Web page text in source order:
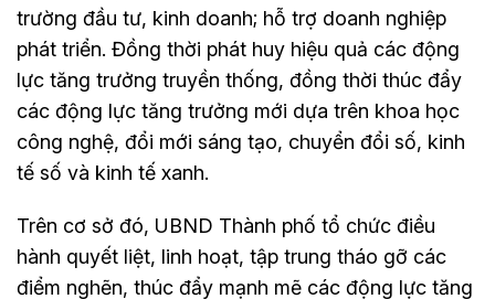
trường đầu tư, kinh doanh; hỗ trợ doanh nghiệp
phát triển. Đồng thời phát huy hiệu quả các động
lực tăng trưởng truyền thống, đồng thời thúc đẩy
các động lực tăng trưởng mới dựa trên khoa học
công nghệ, đổi mới sáng tạo, chuyển đổi số, kinh
tế số và kinh tế xanh.
Trên cơ sở đó, UBND Thành phố tổ chức điều
hành quyết liệt, linh hoạt, tập trung tháo gỡ các
điểm nghẽn, thúc đẩy mạnh mẽ các động lực tăng